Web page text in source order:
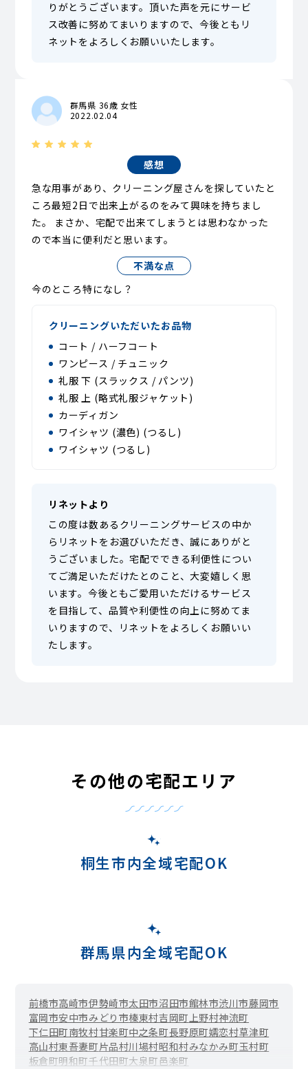
りがとうございます。頂いた声を元にサービ
ス改善に努めてまいりますので、今後ともリ
ネットをよろしくお願いいたします。
群馬県 36歳 女性
2022.02.04
感想
急な用事があり、クリーニング屋さんを探していたと
ころ最短2日で出来上がるのをみて興味を持ちまし
た。 まさか、宅配で出来てしまうとは思わなかった
ので本当に便利だと思います。
不満な点
今のところ特になし？
クリーニングいただいたお品物
コート / ハーフコート
ワンピース / チュニック
礼服 下 (スラックス / パンツ)
礼服 上 (略式礼服ジャケット)
カーディガン
ワイシャツ (濃色) (つるし)
ワイシャツ (つるし)
リネットより
この度は数あるクリーニングサービスの中か
らリネットをお選びいただき、誠にありがと
うございました。宅配でできる利便性につい
てご満足いただけたとのこと、大変嬉しく思
います。今後ともご愛用いただけるサービス
を目指して、品質や利便性の向上に努めてま
いりますので、リネットをよろしくお願いい
たします。
その他の宅配エリア
桐生市内全域宅配OK
群馬県内全域宅配OK
前橋市高崎市伊勢崎市太田市沼田市館林市渋川市藤岡市
富岡市安中市みどり市榛東村吉岡町上野村神流町
下仁田町南牧村甘楽町中之条町長野原町嬬恋村草津町
高山村東吾妻町片品村川場村昭和村みなかみ町玉村町
板倉町明和町千代田町大泉町 邑楽町